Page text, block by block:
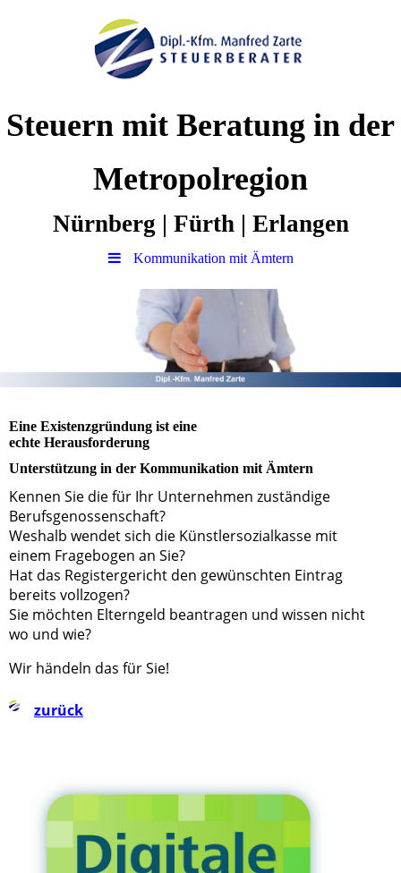
Steuern mit Beratung in der
Metropolregion
Nürnberg | Fürth | Erlangen
Kommunikation mit Ämtern
Eine Existenzgründung ist eine
echte Herausforderung
Unterstützung in der Kommunikation mit Ämtern
Kennen Sie die für Ihr Unternehmen zuständige
Berufsgenossenschaft?
Weshalb wendet sich die Künstlersozialkasse mit
einem Fragebogen an Sie?
Hat das Registergericht den gewünschten Eintrag
bereits vollzogen?
Sie möchten Elterngeld beantragen und wissen nicht
wo und wie?
Wir händeln das für Sie!
zurück